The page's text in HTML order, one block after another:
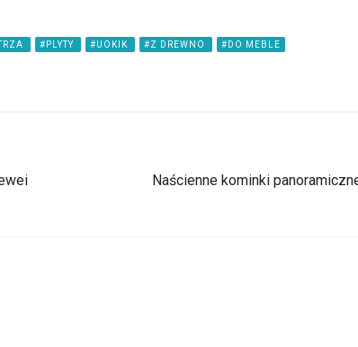
#PLYTY #UOKIK #Z DREWNO #DO MEBLE
Naścienne kominki